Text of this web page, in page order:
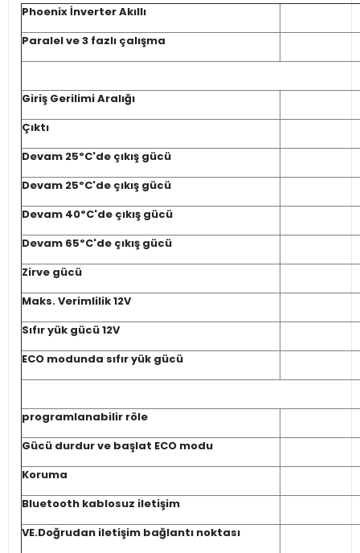
Phoenix İnverter Akıllı
Paralel ve 3 fazlı çalışma
Giriş Gerilimi Aralığı
Çıktı
Devam 25ºC'de çıkış gücü
Devam 25ºC'de çıkış gücü
Devam 40ºC'de çıkış gücü
Devam 65ºC'de çıkış gücü
Zirve gücü
Maks. Verimlilik 12V
Sıfır yük gücü 12V
ECO modunda sıfır yük gücü
programlanabilir röle
Gücü durdur ve başlat ECO modu
Koruma
Bluetooth kablosuz iletişim
VE.Doğrudan iletişim bağlantı noktası